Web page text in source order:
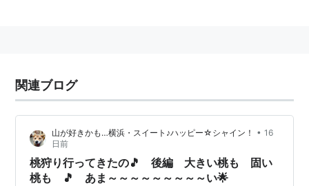
関連ブログ
山が好きかも…横浜・スイート♪ハッピー☆シャイン！ • 16
日前
桃狩り行ってきたの🎵 後編 大きい桃も 固い
桃も 🎵 あま～～～～～～～～～い🌟